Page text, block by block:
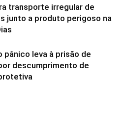
transporte irregular de
junto a produto perigoso na
pânico leva à prisão de
descumprimento de